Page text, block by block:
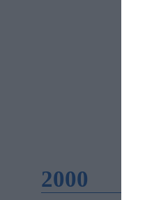
2000